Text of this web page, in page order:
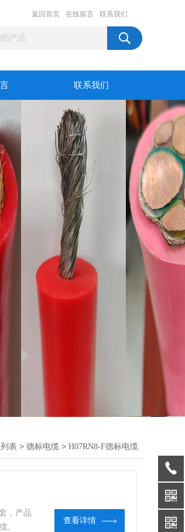
返回首页 在线留言 联系我们
联系我们
表 > 德标电缆 > H07RN8-F德标电缆
，产品
。
查看详情